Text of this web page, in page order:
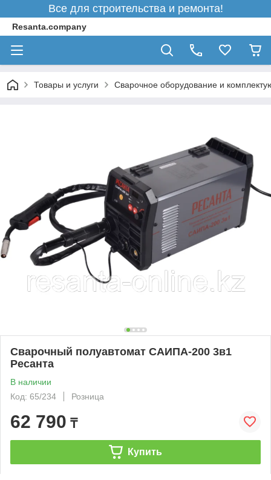
Все для строительства и ремонта!
Resanta.company
Товары и услуги Сварочное оборудование и
Сварочный полуавтомат САИПА-200 3в1
Ресанта
В наличии
Код: 65/234
Розница
62 790 ₸
Купить